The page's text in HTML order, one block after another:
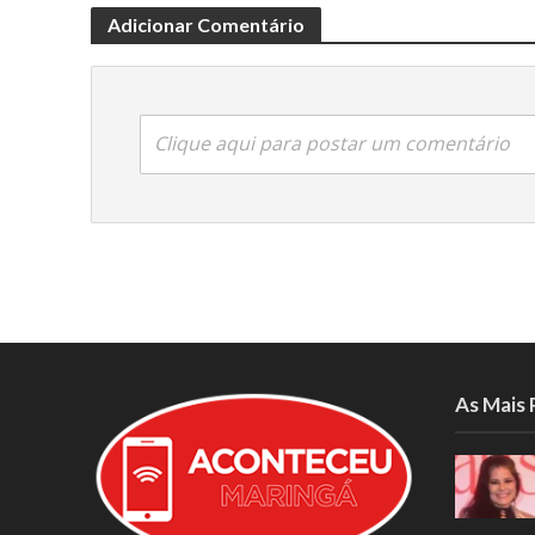
Adicionar Comentário
Clique aqui para postar um comentário
As Mais